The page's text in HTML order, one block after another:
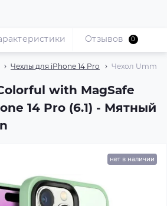
Чехлы для iPhone 14 Pro Чехол Ummi
with MagSafe
14 Pro (6.1) - Мятный
Отзывов 0
нет в наличии